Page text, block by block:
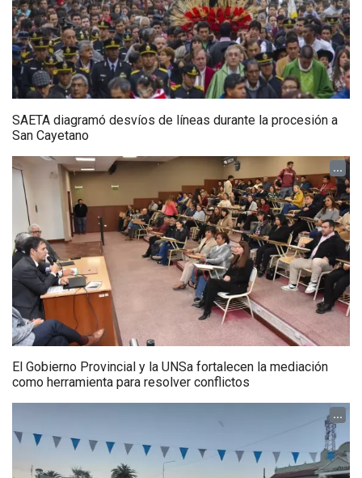
SAETA diagramó desvíos de líneas durante la procesión a
San Cayetano
...
El Gobierno Provincial y la UNSa fortalecen la mediación
como herramienta para resolver conflictos
...